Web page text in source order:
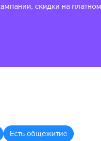
скидки на платном
Есть общежитие